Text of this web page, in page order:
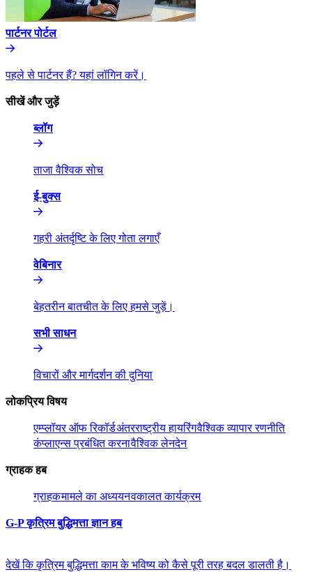
पार्टनर पोर्टल​​
पहले से पार्टनर हैं? यहां लॉगिन करें।​​
सीखें और जुड़ें​​
ब्लॉग​​
ताजा वैश्विक सोच​​
ई-बुक्स​​
गहरी अंतर्दृष्टि के लिए गोता लगाएँ​​
वेबिनार​​
बेहतरीन बातचीत के लिए हमसे जुड़ें।​​
सभी साधन​​
विचारों और मार्गदर्शन की दुनिया​​
लोकप्रिय विषय​​
एम्प्लॉयर ऑफ रिकॉर्ड​​अंतरराष्ट्रीय हायरिंग​​वैश्विक व्यापार रणनीति​​
कंप्लाएन्स प्रबंधित करना​​वैश्विक लेनदेन​​
ग्राहक हब​​
ग्राहक​​मामले का अध्ययन​​वकालत कार्यक्रम​​
G-P कृत्रिम बुद्धिमत्ता ज्ञान हब​​
देखें कि कृत्रिम बुद्धिमत्ता काम के भविष्य को कैसे पूरी तरह बदल डालती है।​​